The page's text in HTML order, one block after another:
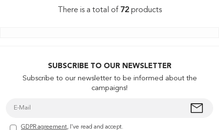
There is a total of 72products
SUBSCRIBE TO OUR NEWSLETTER
Subscribe to our newsletter to be informed about the
campaigns!
GDPR agreement, I've read and accept.